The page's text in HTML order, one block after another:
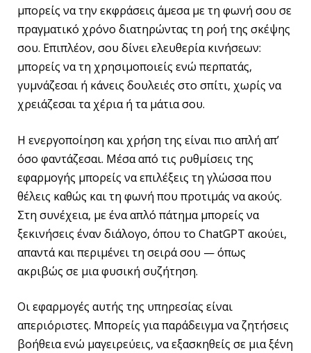
μπορείς να την εκφράσεις άμεσα με τη φωνή σου σε
πραγματικό χρόνο διατηρώντας τη ροή της σκέψης
σου. Επιπλέον, σου δίνει ελευθερία κινήσεων:
μπορείς να τη χρησιμοποιείς ενώ περπατάς,
γυμνάζεσαι ή κάνεις δουλειές στο σπίτι, χωρίς να
χρειάζεσαι τα χέρια ή τα μάτια σου.
Η ενεργοποίηση και χρήση της είναι πιο απλή απ’
όσο φαντάζεσαι. Μέσα από τις ρυθμίσεις της
εφαρμογής μπορείς να επιλέξεις τη γλώσσα που
θέλεις καθώς και τη φωνή που προτιμάς να ακούς.
Στη συνέχεια, με ένα απλό πάτημα μπορείς να
ξεκινήσεις έναν διάλογο, όπου το ChatGPT ακούει,
απαντά και περιμένει τη σειρά σου — όπως
ακριβώς σε μια φυσική συζήτηση.
Οι εφαρμογές αυτής της υπηρεσίας είναι
απεριόριστες. Μπορείς για παράδειγμα να ζητήσεις
βοήθεια ενώ μαγειρεύεις, να εξασκηθείς σε μια ξένη